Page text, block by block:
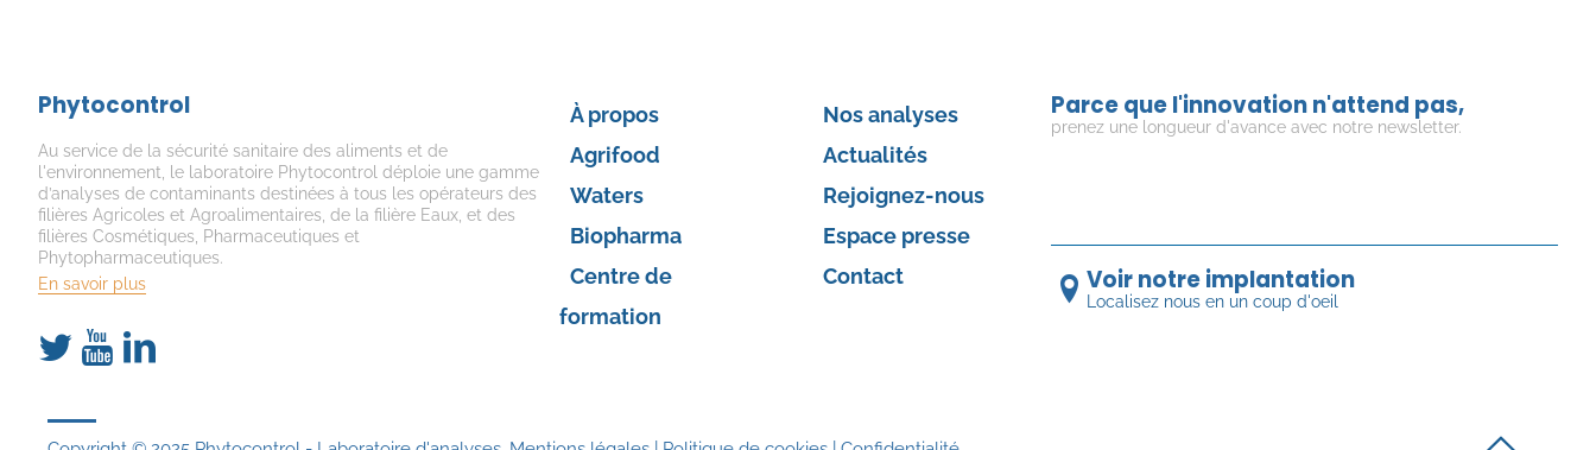
Phytocontrol
Au service de la sécurité sanitaire des aliments et de
l'environnement, le laboratoire Phytocontrol déploie une gamme
d’analyses de contaminants destinées à tous les opérateurs des
filières Agricoles et Agroalimentaires, de la filière Eaux, et des
filières Cosmétiques, Pharmaceutiques et
Phytopharmaceutiques.
En savoir plus
À propos
Agrifood
Waters
Biopharma
Centre de
formation
Nos analyses
Actualités
Rejoignez-nous
Espace presse
Contact
Parce que l'innovation n'attend pas,
prenez une longueur d'avance avec notre newsletter.
Voir notre implantation
Localisez nous en un coup d'oeil